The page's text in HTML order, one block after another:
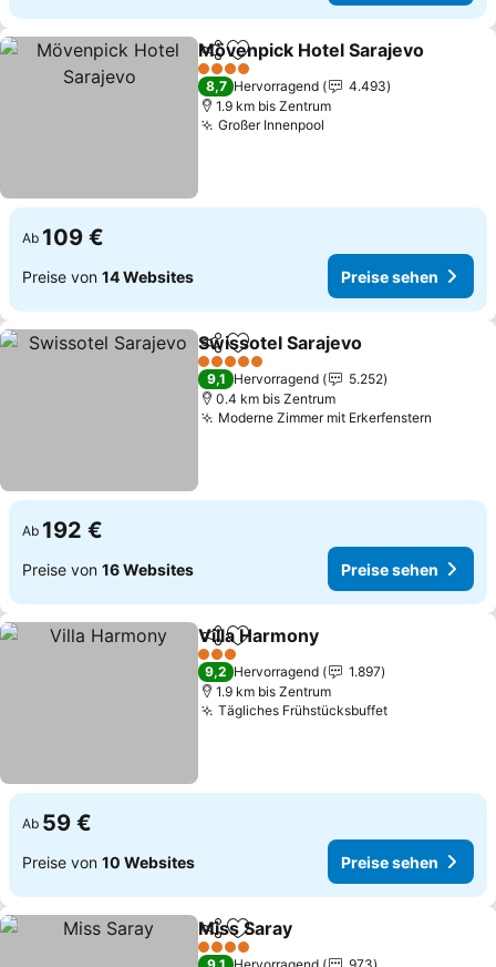
TeilenZu Favoriten hinzufügen
Mövenpick Hotel Sarajevo
4 Sterne
8,7 Hervorragend
4.493
1.9 km bis Zentrum
Großer Innenpool
Ab 109 €
Preise von 14 Websites Preise sehen
TeilenZu Favoriten hinzufügen
Swissotel Sarajevo
5 Sterne
9,1 Hervorragend
5.252
0.4 km bis Zentrum
Moderne Zimmer mit Erkerfenstern
Ab 192 €
Preise von 16 Websites Preise sehen
TeilenZu Favoriten hinzufügen
Villa Harmony
3 Sterne
9,2 Hervorragend
1.897
1.9 km bis Zentrum
Tägliches Frühstücksbuffet
Ab 59 €
Preise von 10 Websites Preise sehen
TeilenZu Favoriten hinzufügen
Miss Saray
4 Sterne